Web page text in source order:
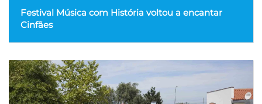
Festival Música com História voltou a encantar
Cinfães